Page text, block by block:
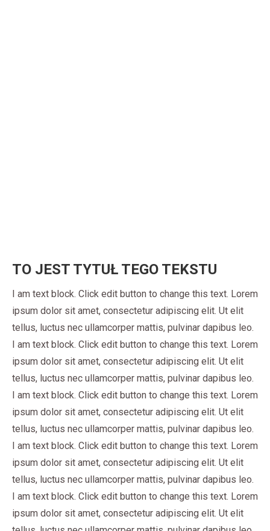
TO JEST TYTUŁ TEGO TEKSTU
I am text block. Click edit button to change this text. Lorem
ipsum dolor sit amet, consectetur adipiscing elit. Ut elit
tellus, luctus nec ullamcorper mattis, pulvinar dapibus leo.
I am text block. Click edit button to change this text. Lorem
ipsum dolor sit amet, consectetur adipiscing elit. Ut elit
tellus, luctus nec ullamcorper mattis, pulvinar dapibus leo.
I am text block. Click edit button to change this text. Lorem
ipsum dolor sit amet, consectetur adipiscing elit. Ut elit
tellus, luctus nec ullamcorper mattis, pulvinar dapibus leo.
I am text block. Click edit button to change this text. Lorem
ipsum dolor sit amet, consectetur adipiscing elit. Ut elit
tellus, luctus nec ullamcorper mattis, pulvinar dapibus leo.
I am text block. Click edit button to change this text. Lorem
ipsum dolor sit amet, consectetur adipiscing elit. Ut elit